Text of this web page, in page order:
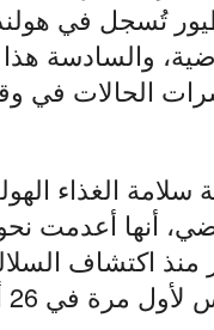
تُسجل في
والسادسة
الحالات في
سلامة الغذاء
أنها أعدمت
منذ اكتشاف